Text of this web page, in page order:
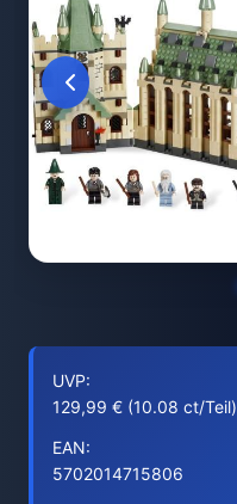
UVP:
129,99 € (10.08 ct/Teil)
EAN:
5702014715806